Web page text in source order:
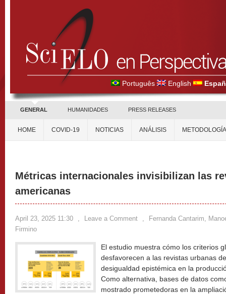
Português English
GENERAL HUMANIDADES PRESS RELEASES
HOME COVID-19 NOTICIAS ANÁLISIS METODOLOGÍA
Métricas internacionales invisibilizan las
americanas
April 23, 2025 11:30 , Leave a Comment ,
Fernanda Cantarim,
Firmino
El estudio muestra cómo los criterios
desfavorecen a las revistas urbanas
desigualdad epistémica en la
Como alternativa, bases de datos
mostrado prometedoras en la